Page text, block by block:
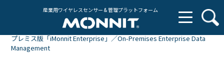
産業用ワイヤレスセンサー & 管理プラットフォーム
センサー遠隔管理プラットフォーム「iMONNIT」
プレミス版「iMonnit Enterprise」／On-Premises Enterprise Data
Management